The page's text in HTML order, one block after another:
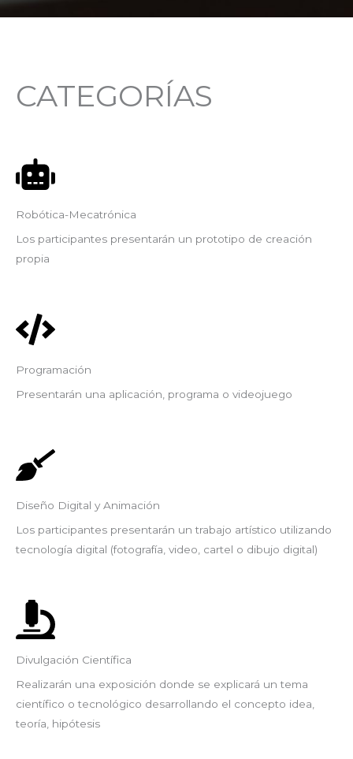
CATEGORÍAS
Robótica-Mecatrónica​
Los participantes presentarán un prototipo de creación
propia
Programación​
Presentarán una aplicación, programa o videojuego
Diseño Digital y Animación​
Los participantes presentarán un trabajo artístico utilizando
tecnología digital (fotografía, video, cartel o dibujo digital)
Divulgación Científica​
Realizarán una exposición donde se explicará un tema
científico o tecnológico desarrollando el concepto idea,
teoría, hipótesis